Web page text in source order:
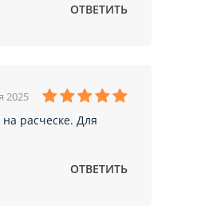
ОТВЕТИТЬ
2025
расческе. Для
ОТВЕТИТЬ